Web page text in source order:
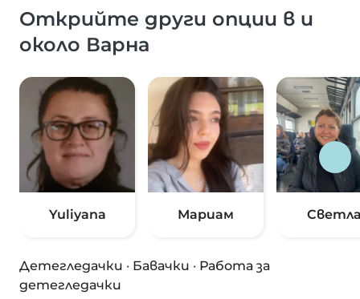
Открийте други опции в и
около Варна
Yuliyana Мариам
Детегледачки · Бавачки · Работа за
детегледачки